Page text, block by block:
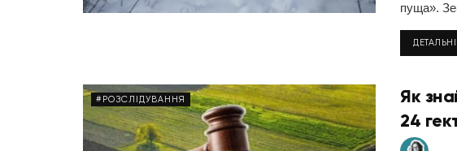
пуща».
#РОЗСЛІДУВАННЯ
Як
24